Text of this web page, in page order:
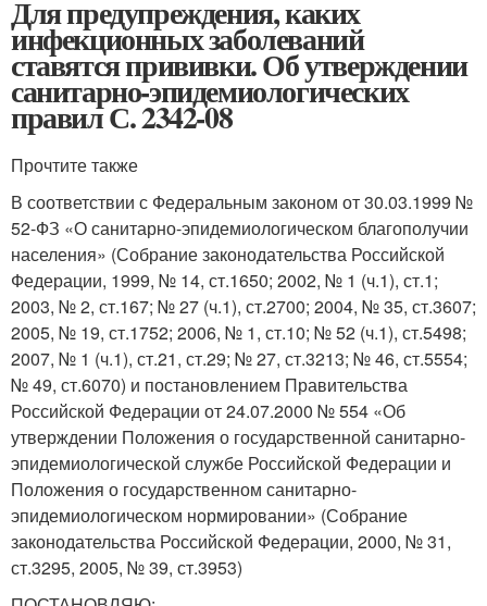
Для предупреждения, каких
инфекционных заболеваний
ставятся прививки. Об утверждении
санитарно-эпидемиологических
правил С. 2342-08
Прочтите также
В соответствии с Федеральным законом от 30.03.1999 №
52-ФЗ «О санитарно-эпидемиологическом благополучии
населения» (Собрание законодательства Российской
Федерации, 1999, № 14, ст.1650; 2002, № 1 (ч.1), ст.1;
2003, № 2, ст.167; № 27 (ч.1), ст.2700; 2004, № 35, ст.3607;
2005, № 19, ст.1752; 2006, № 1, ст.10; № 52 (ч.1), ст.5498;
2007, № 1 (ч.1), ст.21, ст.29; № 27, ст.3213; № 46, ст.5554;
№ 49, ст.6070) и постановлением Правительства
Российской Федерации от 24.07.2000 № 554 «Об
утверждении Положения о государственной санитарно-
эпидемиологической службе Российской Федерации и
Положения о государственном санитарно-
эпидемиологическом нормировании» (Собрание
законодательства Российской Федерации, 2000, № 31,
ст.3295, 2005, № 39, ст.3953)